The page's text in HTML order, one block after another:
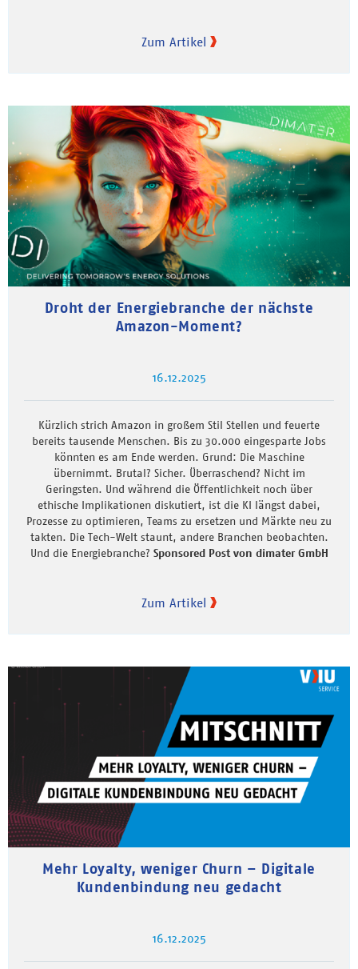
Zum Artikel
Droht der Energiebranche der nächste
Amazon-Moment?
16.12.2025
Kürzlich strich Amazon in großem Stil Stellen und feuerte
bereits tausende Menschen. Bis zu 30.000 eingesparte Jobs
könnten es am Ende werden. Grund: Die Maschine
übernimmt. Brutal? Sicher. Überraschend? Nicht im
Geringsten. Und während die Öffentlichkeit noch über
ethische Implikationen diskutiert, ist die KI längst dabei,
Prozesse zu optimieren, Teams zu ersetzen und Märkte neu zu
takten. Die Tech-Welt staunt, andere Branchen beobachten.
Und die Energiebranche? Sponsored Post von dimater GmbH
Zum Artikel
Mehr Loyalty, weniger Churn – Digitale
Kundenbindung neu gedacht
16.12.2025